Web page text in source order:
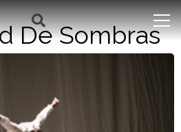
De Sombras